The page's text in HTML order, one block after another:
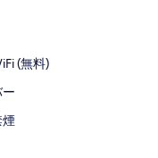
(無料)
煙